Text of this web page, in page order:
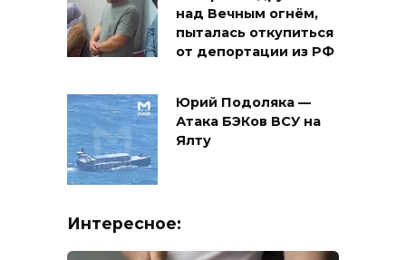
над Вечным огнём,
пыталась откупиться
от депортации из РФ
Юрий Подоляка —
Атака БЭКов ВСУ на
Ялту
Интересное: